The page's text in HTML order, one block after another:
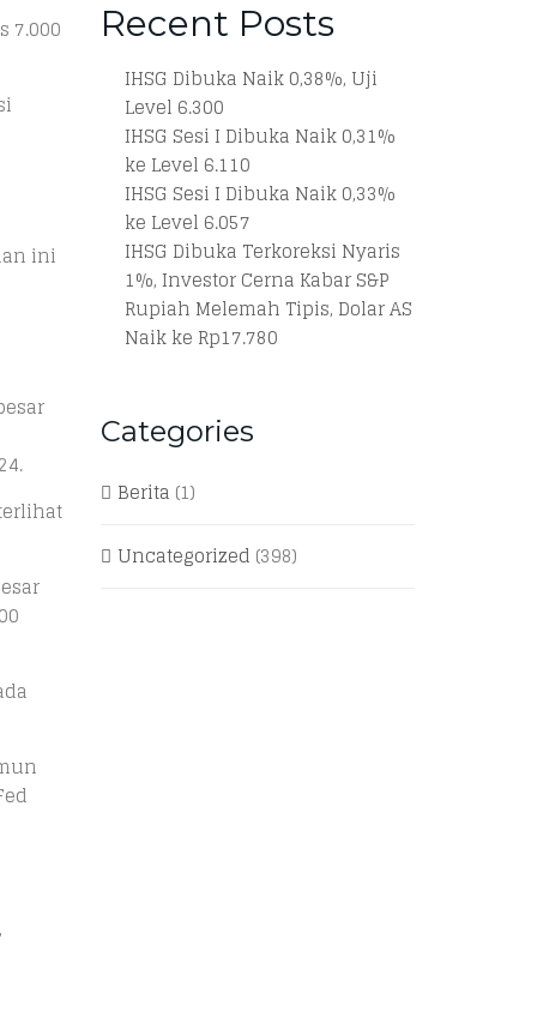
7.000
ini
Recent Posts
IHSG Dibuka Naik 0,38%, Uji
Level 6.300
IHSG Sesi I Dibuka Naik 0,31%
ke Level 6.110
IHSG Sesi I Dibuka Naik 0,33%
ke Level 6.057
IHSG Dibuka Terkoreksi Nyaris
1%, Investor Cerna Kabar S&P
Rupiah Melemah Tipis, Dolar AS
Naik ke Rp17.780
Categories
Berita (1)
Uncategorized (398)